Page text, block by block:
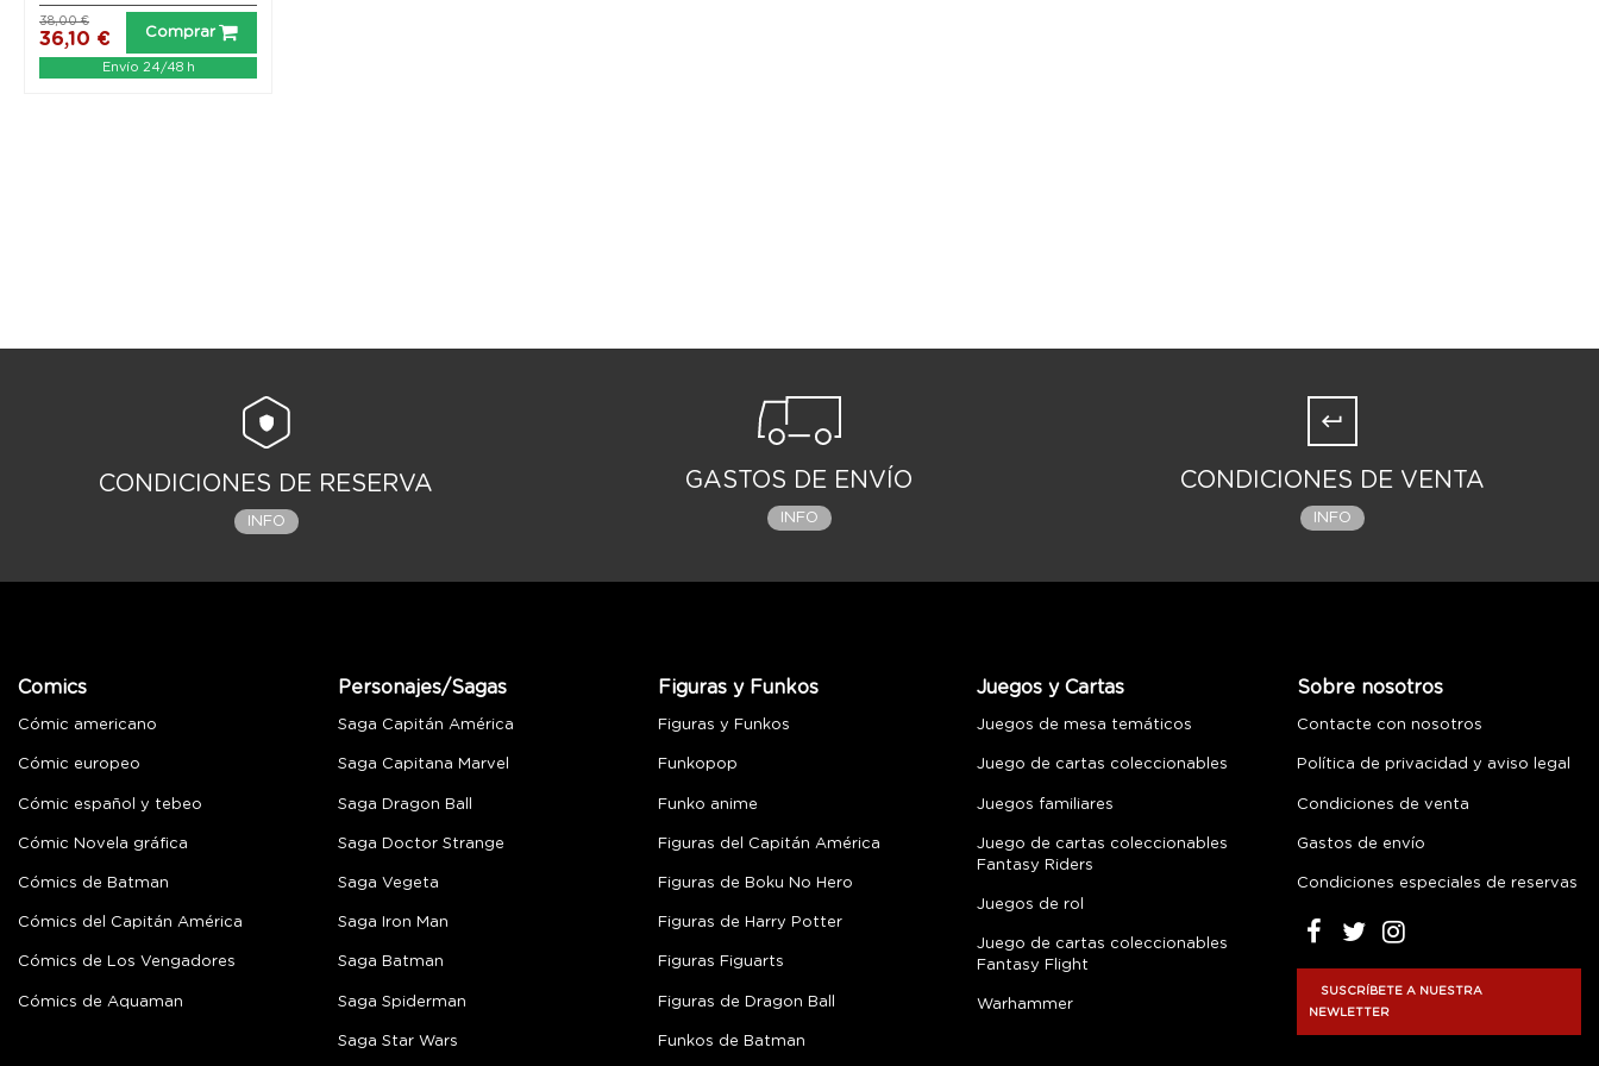
36,10 €
38,00 €
Comprar
Envío 24/48 h
CONDICIONES DE RESERVA
INFO
GASTOS DE ENVÍO
INFO
CONDICIONES DE VENTA
INFO
Comics
Cómic americano
Cómic europeo
Cómic español y tebeo
Cómic Novela gráfica
Cómics de Batman
Cómics del Capitán América
Cómics de Los Vengadores
Cómics de Aquaman
Personajes/Sagas
Saga Capitán América
Saga Capitana Marvel
Saga Dragon Ball
Saga Doctor Strange
Saga Vegeta
Saga Iron Man
Saga Batman
Saga Spiderman
Saga Star Wars
Figuras y Funkos
Figuras y Funkos
Funkopop
Funko anime
Figuras del Capitán América
Figuras de Boku No Hero
Figuras de Harry Potter
Figuras Figuarts
Figuras de Dragon Ball
Funkos de Batman
Juegos y Cartas
Juegos de mesa temáticos
Juego de cartas coleccionables
Juegos familiares
Juego de cartas coleccionables
Fantasy Riders
Juegos de rol
Juego de cartas coleccionables
Fantasy Flight
Warhammer
Sobre nosotros
Contacte con nosotros
Política de privacidad y aviso legal
Condiciones de venta
Gastos de envío
Condiciones especiales de reservas
SUSCRÍBETE A NUESTRA
NEWLETTER